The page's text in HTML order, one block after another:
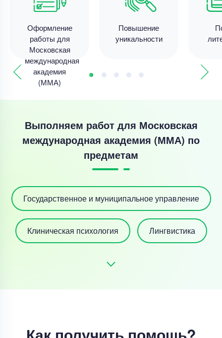
Оформление
работы для
Московская
международная
академия
(ММА)
Повышение
уникальности
Выполняем работ для Московская
международная академия (ММА) по
предметам
Государственное и муниципальное управление
Клиническая психология Лингвистика